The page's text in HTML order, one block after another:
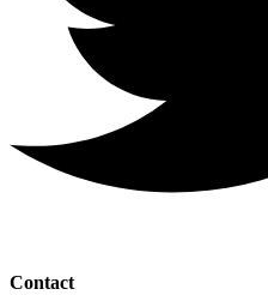
Contact